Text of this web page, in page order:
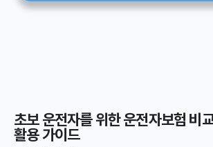
초보 운전자를 위한 운전자보험 비
활용 가이드